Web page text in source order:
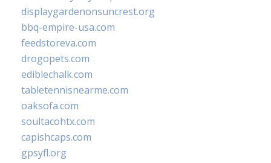
displaygardenonsuncrest.org
bbq-empire-usa.com
feedstoreva.com
drogopets.com
ediblechalk.com
tabletennisnearme.com
oaksofa.com
soultacohtx.com
capishcaps.com
gpsyfl.org